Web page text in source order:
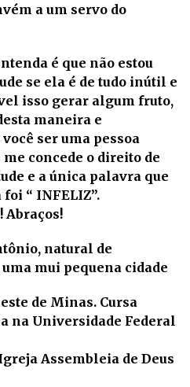
a um servo do
é que não estou
se ela é de tudo inútil e
isso gerar algum fruto,
maneira e
ser uma pessoa
concede o direito de
e a única palavra que
“ INFELIZ”.
Abraços!
, natural de
uma mui pequena cidade
de Minas. Cursa
na Universidade Federal
Assembleia de Deus